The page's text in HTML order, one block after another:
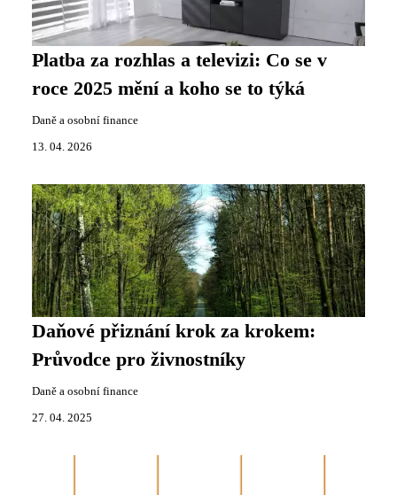
Platba za rozhlas a televizi: Co se v
roce 2025 mění a koho se to týká
Daně a osobní finance
13. 04. 2026
Daňové přiznání krok za krokem:
Průvodce pro živnostníky
Daně a osobní finance
27. 04. 2025